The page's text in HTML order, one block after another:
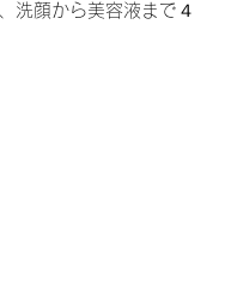
洗顔から美容液まで４